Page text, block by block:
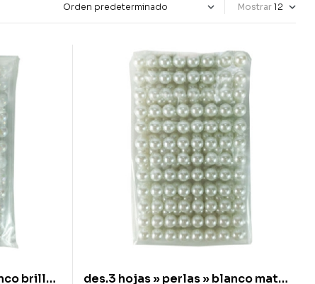
Mostrar
brillo
des.3 hojas » perlas » blanco mate